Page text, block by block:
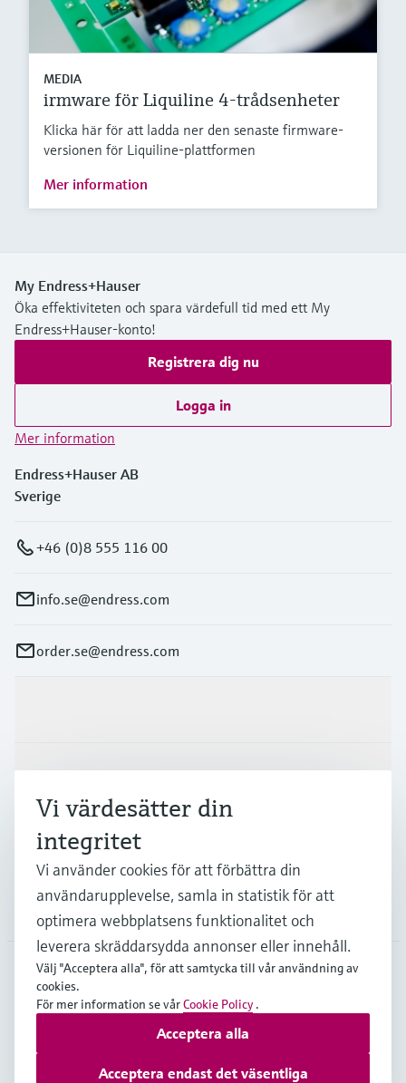
MEDIA
irmware för Liquiline 4-trådsenheter
Klicka här för att ladda ner den senaste firmware-
versionen för Liquiline-plattformen
Mer information
My Endress+Hauser
Öka effektiviteten och spara värdefull tid med ett My
Endress+Hauser-konto!
Registrera dig nu
Logga in
Mer information
Endress+Hauser AB
Sverige
+46 (0)8 555 116 00
info.se@endress.com
order.se@endress.com
Industrier
Support
SWE • Svenska
Copyright © Endress+Hauser Group Services AG
Vi värdesätter din
integritet
Vi använder cookies för att förbättra din
användarupplevelse, samla in statistik för att
optimera webbplatsens funktionalitet och
leverera skräddarsydda annonser eller innehåll.
Välj "Acceptera alla", för att samtycka till vår användning av
cookies.
För mer information se vårCookie Policy .
Acceptera endast det väsentliga
Acceptera alla